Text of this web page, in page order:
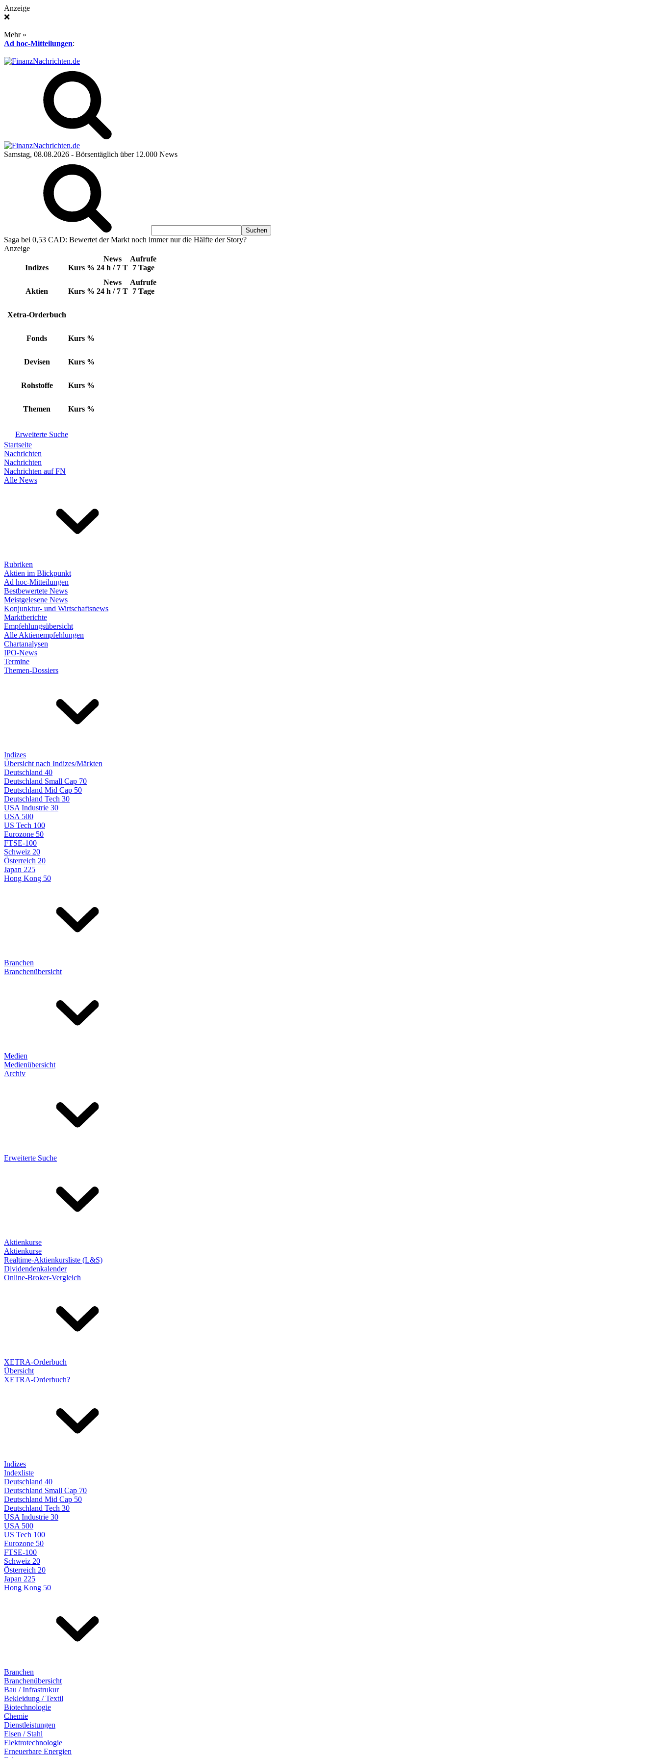
Anzeige
❌
Mehr »
Ad hoc-Mitteilungen:
Samstag, 08.08.2026 - Börsentäglich über 12.000 News
Saga bei 0,53 CAD: Bewertet der Markt noch immer nur die Hälfte der Story?
Anzeige
Indizes Kurs %
News
24 h / 7 T
Aufrufe
7 Tage
Aktien Kurs %
News
24 h / 7 T
Aufrufe
7 Tage
Xetra-Orderbuch
Fonds Kurs %
Devisen Kurs %
Rohstoffe Kurs %
Themen Kurs %
Erweiterte Suche
Startseite
Nachrichten
Nachrichten
Nachrichten auf FN
Alle News
Rubriken
Aktien im Blickpunkt
Ad hoc-Mitteilungen
Bestbewertete News
Meistgelesene News
Konjunktur- und Wirtschaftsnews
Marktberichte
Empfehlungsübersicht
Alle Aktienempfehlungen
Chartanalysen
IPO-News
Termine
Themen-Dossiers
Indizes
Übersicht nach Indizes/Märkten
Deutschland 40
Deutschland Small Cap 70
Deutschland Mid Cap 50
Deutschland Tech 30
USA Industrie 30
USA 500
US Tech 100
Eurozone 50
FTSE-100
Schweiz 20
Österreich 20
Japan 225
Hong Kong 50
Branchen
Branchenübersicht
Medien
Medienübersicht
Archiv
Erweiterte Suche
Aktienkurse
Aktienkurse
Realtime-Aktienkursliste (L&S)
Dividendenkalender
Online-Broker-Vergleich
XETRA-Orderbuch
Übersicht
XETRA-Orderbuch?
Indizes
Indexliste
Deutschland 40
Deutschland Small Cap 70
Deutschland Mid Cap 50
Deutschland Tech 30
USA Industrie 30
USA 500
US Tech 100
Eurozone 50
FTSE-100
Schweiz 20
Österreich 20
Japan 225
Hong Kong 50
Branchen
Branchenübersicht
Bau / Infrastrukur
Bekleidung / Textil
Biotechnologie
Chemie
Dienstleistungen
Eisen / Stahl
Elektrotechnologie
Erneuerbare Energien